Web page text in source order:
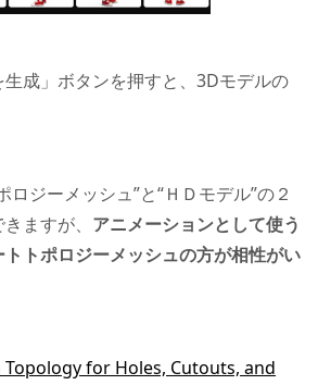
成」ボタンを押すと、3Dモデルの
ロジーメッシュ”と“ＨＤモデル”の２
ますが、 アニメーションとして使う
トポロジーメッシュの方が相性がい
for Holes, Cutouts, and